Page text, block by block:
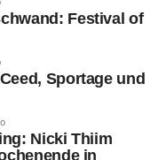
Festival of
Sportage und
Nicki Thiim
in